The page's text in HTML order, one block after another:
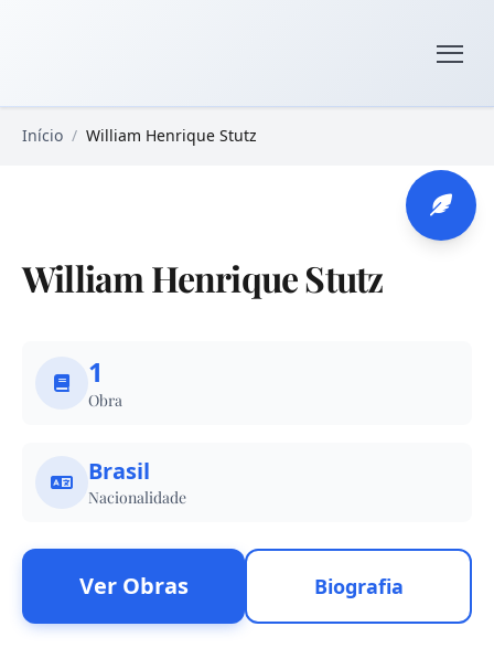
Início / William Henrique Stutz
William Henrique Stutz
1
Obra
Brasil
Nacionalidade
Ver Obras Biografia